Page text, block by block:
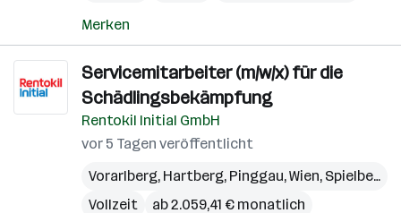
Merken
Servicemitarbeiter (m/w/x) für die
Schädlingsbekämpfung
Rentokil Initial GmbH
vor 5 Tagen veröffentlicht
Vorarlberg, Hartberg, Pinggau,Wien, Spielberg
Vollzeit
ab 2.059,41 € monatlich